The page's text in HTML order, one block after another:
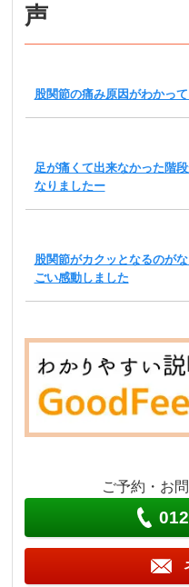
声
股関節の痛み原因がわかっ
足が痛くて出来なかった階
なりましたー
股関節がカクッとなるのが
ごい感動しました
ご予約・お